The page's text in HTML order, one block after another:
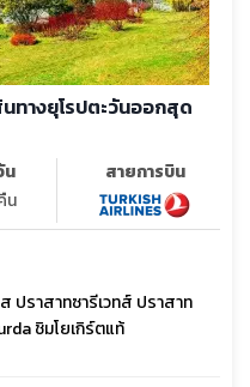
นทางยุโรปตะวันออกสุด
น
น
สายการบิน
ปราสาทซารีเวทส์ ปราสาท
ชิมโยเกิร์ตแท้